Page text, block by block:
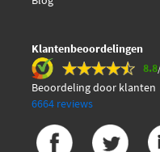
Klantenbeoordelingen
8.8
Beoordeling door klanten
6664 reviews